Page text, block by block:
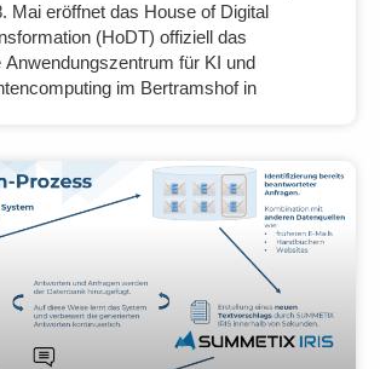
Mai eröffnet das House of Digital
(HoDT) offiziell das
Anwendungszentrum für KI und
im Bertramshof in